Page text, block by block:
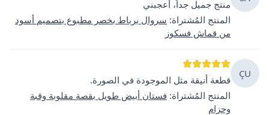
منتج جميل جداً، أعجبني
المنتج المُشتراة: سروال برباط بخصر مطبوع بتصميم أسود
من قماش فسكوز
ÇU
قطعة أنيقة مثل الموجودة في الصورة.
المنتج المُشتراة: فستان أبيض طويل بقصة مقلوبة وقبة
وحزام